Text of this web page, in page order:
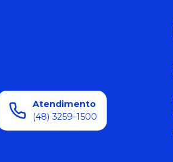
Atendimento
(48) 3259-1500